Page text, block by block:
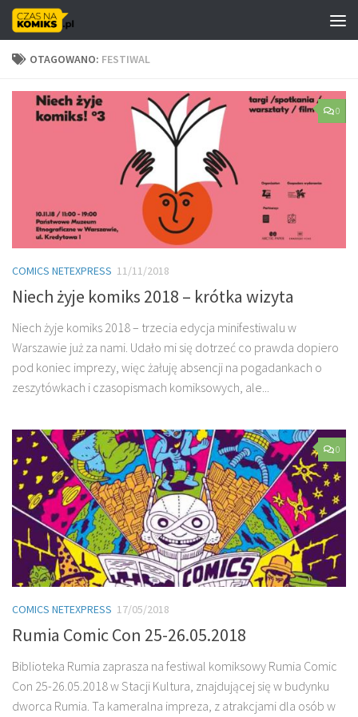
Skip to content
OTAGOWANO: FESTIWAL
0
COMICS NETEXPRESS 11/11/2018
Niech żyje komiks 2018 – krótka wizyta
Niech żyje komiks 2018 – trzecia edycja minifestiwalu w
Warszawie już za nami. Udało mi się dotrzeć co prawda dopiero
pod koniec imprezy, więc żałuję absencji na pogadankach o
zeszytówkach i czasopismach komiksowych, ale...
0
COMICS NETEXPRESS 17/05/2018
Rumia Comic Con 25-26.05.2018
Biblioteka Rumia zaprasza na festiwal komiksowy Rumia Comic
Con 25-26.05.2018 w Stacji Kultura, znajdującej się w budynku
dworca Rumia. Ta kameralna impreza, z atrakcjami dla osób w